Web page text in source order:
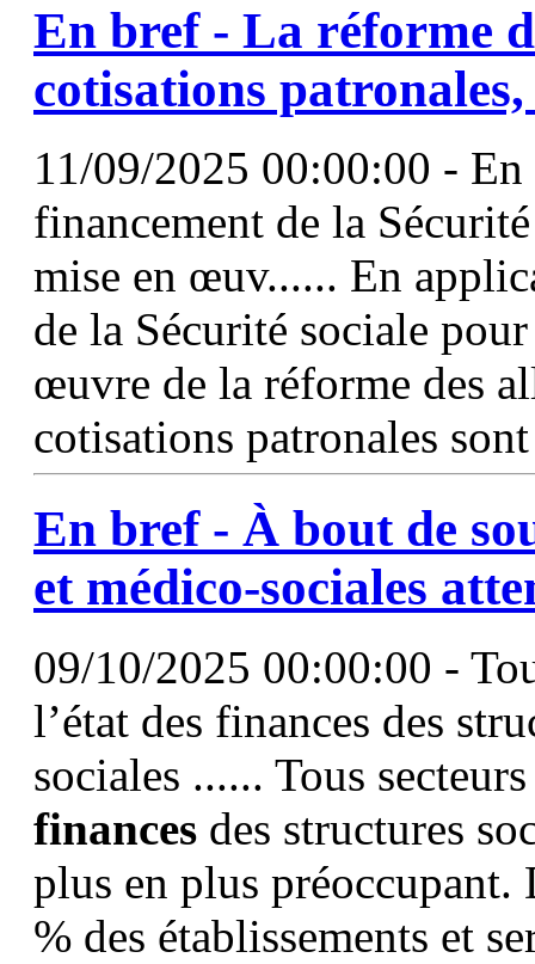
En bref - La réforme
cotisations
11/09/2025 00:00:00 -
financement de la
mise en œuv...... En
de la Sécurité sociale
œuvre de la réforme des
cotisations patronales
En bref - À bout de
et médico-sociales
09/10/2025 00:00:00 -
l’état des finances des
sociales ...... Tous
finances des structures
plus en plus préoccupant.
% des établissements et